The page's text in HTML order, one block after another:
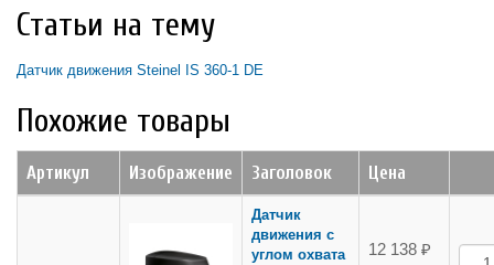
Статьи на тему
Датчик движения Steinel IS 360-1 DE
Похожие товары
Артикул Изображение Заголовок Цена
Датчик
движения с
углом охвата
12 138 ₽